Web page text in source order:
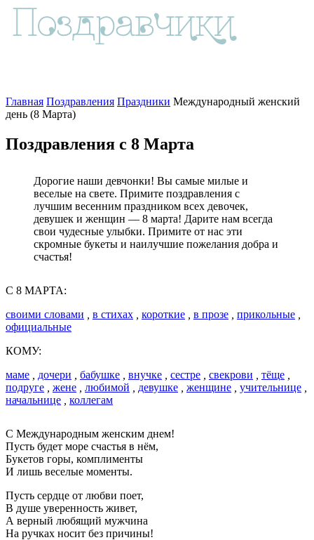
Главная Поздравления Праздники Международный женский
день (8 Марта)
Поздравления с 8 Марта
Дорогие наши девчонки! Вы самые милые и
веселые на свете. Примите поздравления с
лучшим весенним праздником всех девочек,
девушек и женщин — 8 марта! Дарите нам всегда
свои чудесные улыбки. Примите от нас эти
скромные букеты и наилучшие пожелания добра и
счастья!
С 8 МАРТА:
своими словами
в стихах короткие в прозе прикольные
официальные
КОМУ:
маме
дочери бабушке внучке сестре свекрови тёще
подруге
жене любимой девушке женщине учительнице
начальнице
коллегам
С Международным женским днем!
Пусть будет море счастья в нём,
Букетов горы, комплименты
И лишь веселые моменты.
Пусть сердце от любви поет,
В душе уверенность живет,
А верный любящий мужчина
На ручках носит без причины!